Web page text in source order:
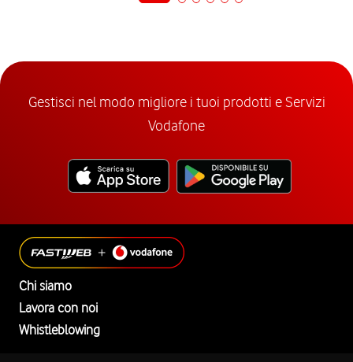
Gestisci nel modo migliore i tuoi prodotti e Servizi
Vodafone
Chi siamo
Lavora con noi
Whistleblowing